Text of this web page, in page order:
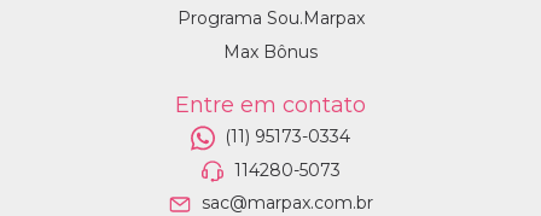
Programa Sou.Marpax
Max Bônus
Entre em contato
(11) 95173-0334
114280-5073
sac@marpax.com.br